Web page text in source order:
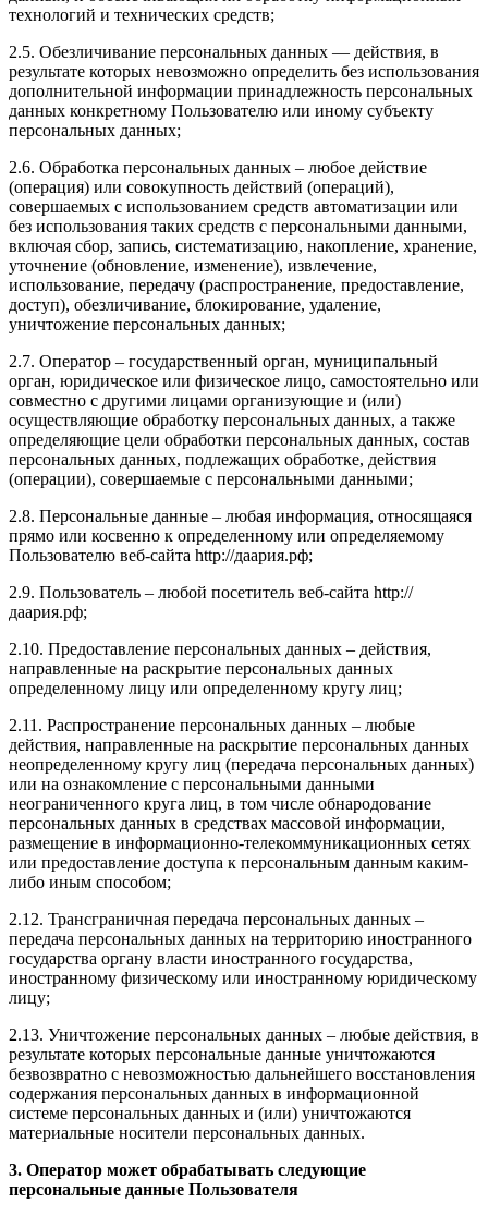
технологий и технических средств;
2.5. Обезличивание персональных данных — действия, в
результате которых невозможно определить без использования
дополнительной информации принадлежность персональных
данных конкретному Пользователю или иному субъекту
персональных данных;
2.6. Обработка персональных данных – любое действие
(операция) или совокупность действий (операций),
совершаемых с использованием средств автоматизации или
без использования таких средств с персональными данными,
включая сбор, запись, систематизацию, накопление, хранение,
уточнение (обновление, изменение), извлечение,
использование, передачу (распространение, предоставление,
доступ), обезличивание, блокирование, удаление,
уничтожение персональных данных;
2.7. Оператор – государственный орган, муниципальный
орган, юридическое или физическое лицо, самостоятельно или
совместно с другими лицами организующие и (или)
осуществляющие обработку персональных данных, а также
определяющие цели обработки персональных данных, состав
персональных данных, подлежащих обработке, действия
(операции), совершаемые с персональными данными;
2.8. Персональные данные – любая информация, относящаяся
прямо или косвенно к определенному или определяемому
Пользователю веб-сайта http://даария.рф;
2.9. Пользователь – любой посетитель веб-сайта http://
даария.рф;
2.10. Предоставление персональных данных – действия,
направленные на раскрытие персональных данных
определенному лицу или определенному кругу лиц;
2.11. Распространение персональных данных – любые
действия, направленные на раскрытие персональных данных
неопределенному кругу лиц (передача персональных данных)
или на ознакомление с персональными данными
неограниченного круга лиц, в том числе обнародование
персональных данных в средствах массовой информации,
размещение в информационно-телекоммуникационных сетях
или предоставление доступа к персональным данным каким-
либо иным способом;
2.12. Трансграничная передача персональных данных –
передача персональных данных на территорию иностранного
государства органу власти иностранного государства,
иностранному физическому или иностранному юридическому
лицу;
2.13. Уничтожение персональных данных – любые действия, в
результате которых персональные данные уничтожаются
безвозвратно с невозможностью дальнейшего восстановления
содержания персональных данных в информационной
системе персональных данных и (или) уничтожаются
материальные носители персональных данных.
3. Оператор может обрабатывать следующие
персональные данные Пользователя